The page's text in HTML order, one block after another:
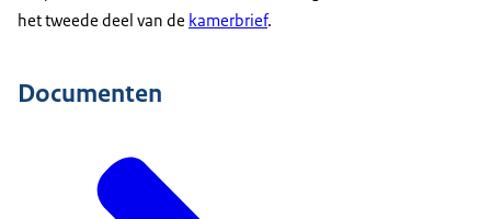
het tweede deel van de kamerbrief.
Documenten